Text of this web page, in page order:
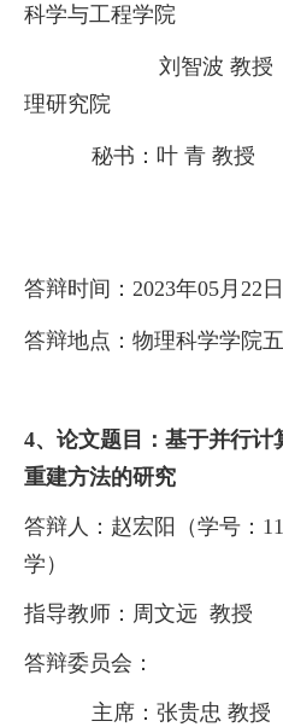
科学与工程学院
刘智波 教授
理研究院
秘书： 叶 青 教授
答辩时间： 2023年05月 22
答辩地点： 物理科学学院
4、论文题目：基于并行
重建方法的研究
答辩人： 赵宏阳（学号：
学）
指导教师： 周文远 教授
答辩委员会：
主席： 张贵忠 教授